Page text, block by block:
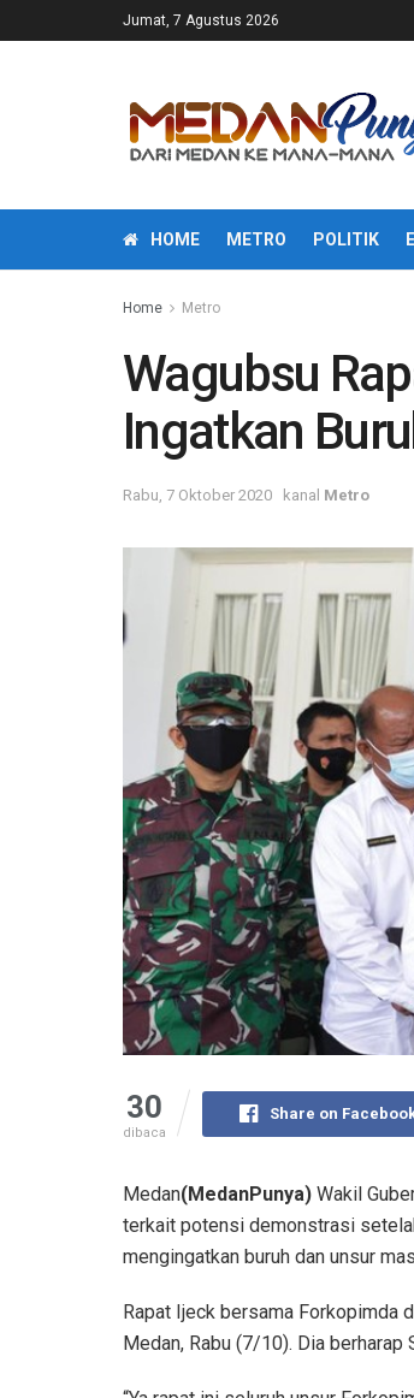
Jumat, 7 Agustus 2026
HOME METRO POLITIK
Home Metro
Wagubsu
Ingatkan
Rabu, 7 Oktober 2020 kanal Metro
30
dibaca
Share on
Medan(MedanPunya) Wakil
terkait potensi demonstrasi
mengingatkan buruh dan unsur
Rapat Ijeck bersama Forkopimda
Medan, Rabu (7/10). Dia berharap